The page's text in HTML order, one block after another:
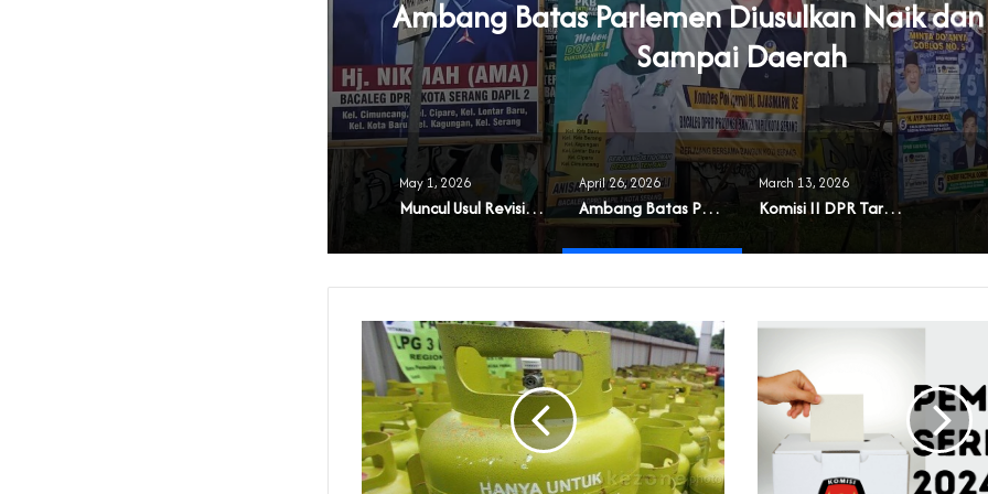
Ambang Batas Parlemen Diusulkan Naik
Sampai Daerah
May 1, 2026
Muncul Usul Revisi UU Parpol
April 26, 2026
Ambang Batas Parlemen Diusulkan Naik dan Berlaku Sampai Daerah
March 13, 2026
Komisi II DPR Targetkan RUU Pilkada Rampung 2026